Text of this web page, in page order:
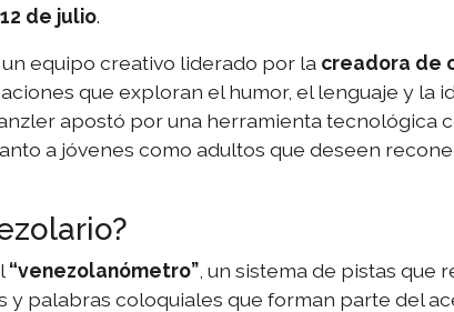
12 de julio.
equipo creativo liderado por la creadora de
que exploran el humor, el lenguaje y la
apostó por una herramienta tecnológica
a jóvenes como adultos que deseen
“venezolanómetro” , un sistema de pistas que
y palabras coloquiales que forman parte del